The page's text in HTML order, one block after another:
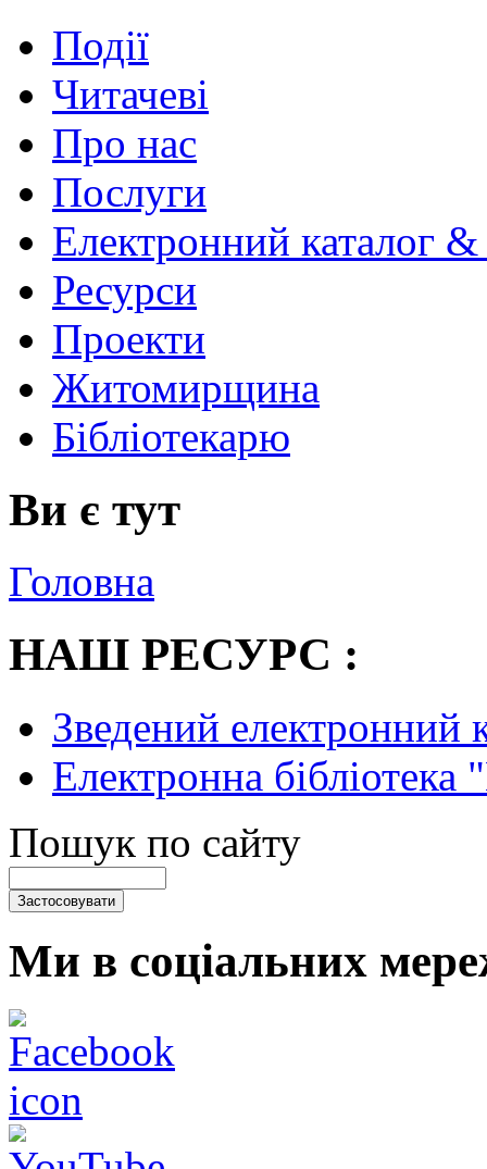
Події
Читачеві
Про нас
Послуги
Електронний каталог
Ресурси
Проекти
Житомирщина
Бібліотекарю
Ви є тут
Головна
НАШ РЕСУРС :
Зведений електронний
Електронна
Пошук по сайту
Ми в соціальних